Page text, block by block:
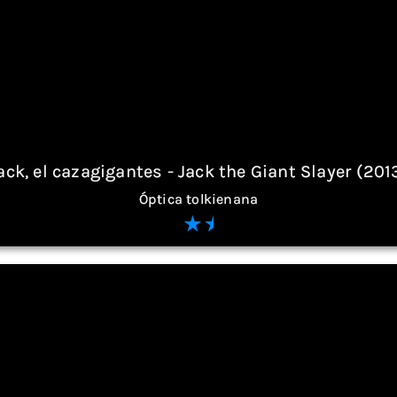
el cazagigantes - Jack the Giant Slayer
Óptica tolkienana